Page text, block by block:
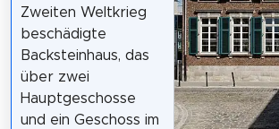
Zweiten Weltkrieg
beschädigte
Backsteinhaus, das
über zwei
Hauptgeschosse
und ein Geschoss im